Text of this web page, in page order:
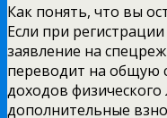
Как понять, что вы
Если при
заявление на
переводит на общую
доходов
дополнительные